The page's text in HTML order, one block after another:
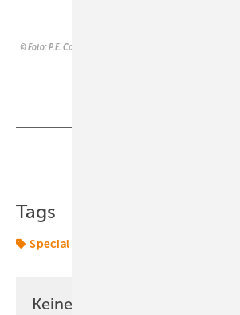
Foto: P.E. Concepts
Tags
Special
Keine Zeit? Kein Problem mit